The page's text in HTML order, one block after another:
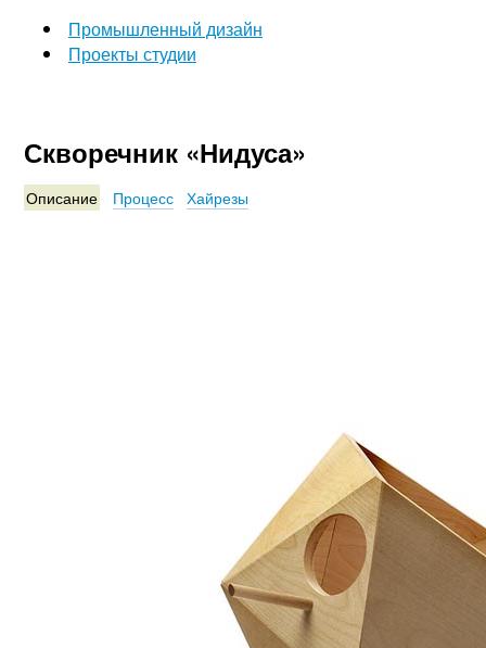
Промышленный дизайн
Проекты студии
Скворечник «Нидуса»
Описание Процесс Хайрезы